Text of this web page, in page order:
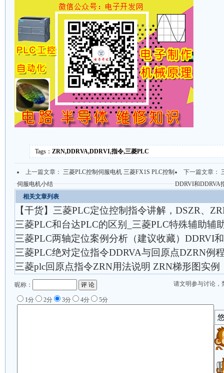
Tags： ZRN,DDRVA,DDRVI,指令,三菱PLC
上一篇文章： 三菱PLC控制伺服电机 三菱FX1S PLC控制
伺服电机小结
下一篇文章：
DDRVI和DDRVA
相关文章列表
【干货】三菱PLC定位控制指令讲解，DSZR、
三菱PLC和台达PLC的区别_三菱PLC特殊辅助辅
三菱PLC两轴定位案例分析（建议收藏）DDRVI
三菱PLC绝对定位指令DDRVA与回原点DZRN例
三菱plc回原点指令ZRN用法说明 ZRN梯形图实例
请文明参与讨论，
昵称：
1分 2分 3分 4分 5分